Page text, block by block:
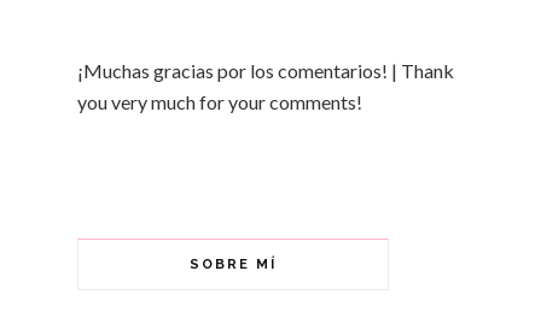
¡Muchas gracias por los comentarios! | Thank
you very much for your comments!
SOBRE MÍ